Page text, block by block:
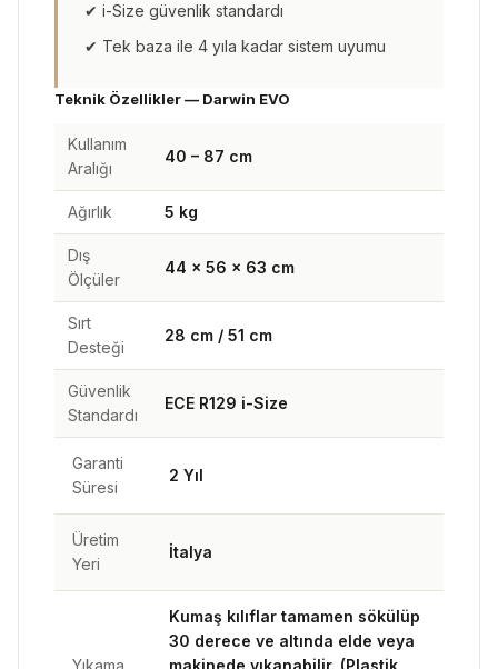
✔ i-Size güvenlik standardı
✔ Tek baza ile 4 yıla kadar sistem uyumu
Teknik Özellikler — Darwin EVO
Kullanım
Aralığı
40 – 87 cm
Ağırlık 5 kg
Dış
Ölçüler
44 × 56 × 63 cm
Sırt
Desteği
28 cm / 51 cm
Güvenlik
Standardı
ECE R129 i-Size
Garanti
Süresi
2 Yıl
Üretim
Yeri
İtalya
Kumaş kılıflar tamamen sökülüp
30 derece ve altında elde veya